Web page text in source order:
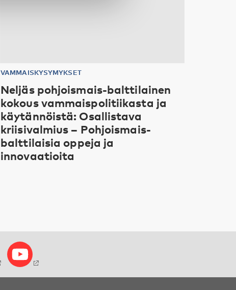
VAMMAISKYSYMYKSET
Neljäs pohjoismais-balttilainen
kokous vammaispolitiikasta ja
käytännöistä: Osallistava
kriisivalmius – Pohjoismais-
balttilaisia oppeja ja
innovaatioita